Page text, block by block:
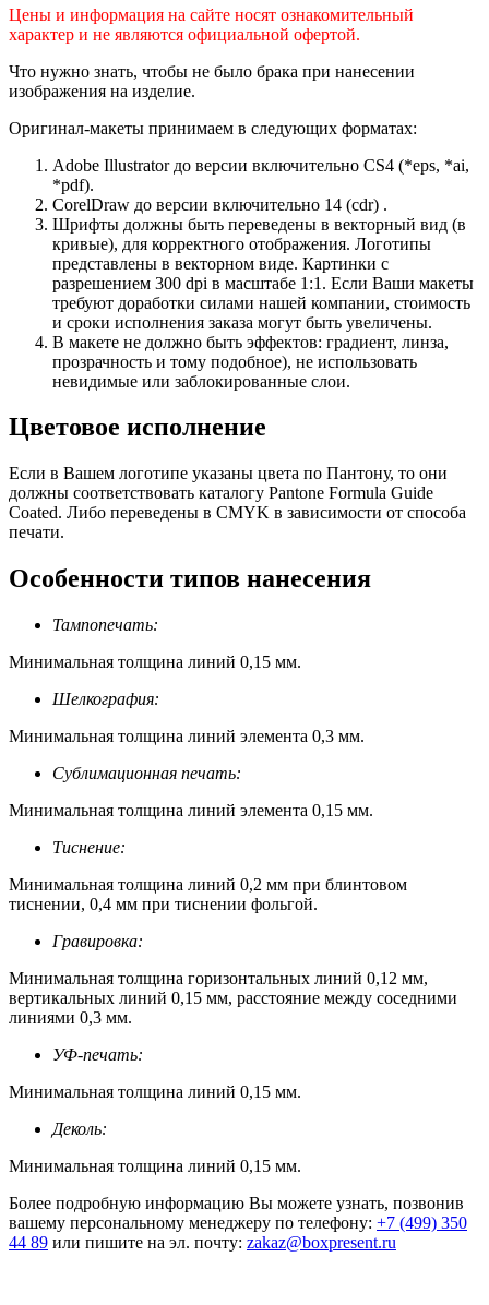
Цены и информация на сайте носят ознакомительный
характер и не являются официальной офертой.
Что нужно знать, чтобы не было брака при нанесении
изображения на изделие.
Оригинал-макеты принимаем в следующих форматах:
Adobe Illustrator до версии включительно CS4 (*eps, *ai,
*pdf).
CorelDraw до версии включительно 14 (cdr) .
Шрифты должны быть переведены в векторный вид (в
кривые), для корректного отображения. Логотипы
представлены в векторном виде. Картинки с
разрешением 300 dpi в масштабе 1:1. Если Ваши макеты
требуют доработки силами нашей компании, стоимость
и сроки исполнения заказа могут быть увеличены.
В макете не должно быть эффектов: градиент, линза,
прозрачность и тому подобное), не использовать
невидимые или заблокированные слои.
Цветовое исполнение
Если в Вашем логотипе указаны цвета по Пантону, то они
должны соответствовать каталогу Pantone Formula Guide
Coated. Либо переведены в CMYK в зависимости от способа
печати.
Особенности типов нанесения
Тампопечать:
Минимальная толщина линий 0,15 мм.
Шелкография:
Минимальная толщина линий элемента 0,3 мм.
Сублимационная печать:
Минимальная толщина линий элемента 0,15 мм.
Тиснение:
Минимальная толщина линий 0,2 мм при блинтовом
тиснении, 0,4 мм при тиснении фольгой.
Гравировка:
Минимальная толщина горизонтальных линий 0,12 мм,
вертикальных линий 0,15 мм, расстояние между соседними
линиями 0,3 мм.
УФ-печать:
Минимальная толщина линий 0,15 мм.
Деколь:
Минимальная толщина линий 0,15 мм.
Более подробную информацию Вы можете узнать, позвонив
вашему персональному менеджеру по телефону: +7 (499) 350
44 89 или пишите на эл. почту: zakaz@boxpresent.ru